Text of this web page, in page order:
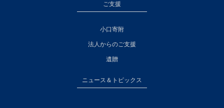
ご支援
小口寄附
法人からのご支援
遺贈
ニュース＆トピックス